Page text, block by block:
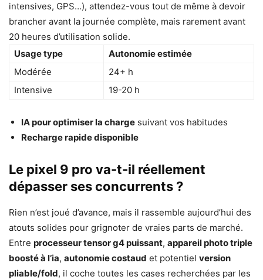
intensives, GPS…), attendez-vous tout de même à devoir
brancher avant la journée complète, mais rarement avant
20 heures d’utilisation solide.
Usage type
Autonomie estimée
Modérée
24+ h
Intensive
19-20 h
IA pour optimiser la charge suivant vos habitudes
Recharge rapide disponible
Le pixel 9 pro va-t-il réellement
dépasser ses concurrents ?
Rien n’est joué d’avance, mais il rassemble aujourd’hui des
atouts solides pour grignoter de vraies parts de marché.
Entre processeur tensor g4 puissant, appareil photo triple
boosté à l’ia, autonomie costaud et potentiel version
pliable/fold, il coche toutes les cases recherchées par les